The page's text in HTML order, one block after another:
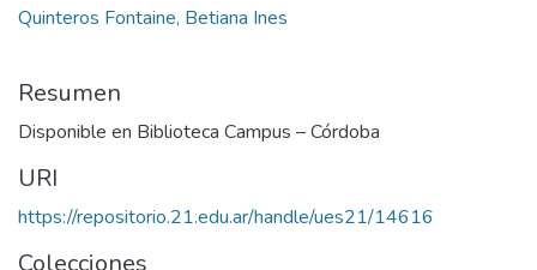
Quinteros Fontaine, Betiana Ines
Resumen
Disponible en Biblioteca Campus – Córdoba
URI
https://repositorio.21.edu.ar/handle/ues21/14616